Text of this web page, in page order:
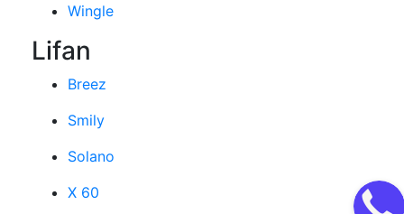
Wingle
Lifan
Breez
Smily
Solano
X 60